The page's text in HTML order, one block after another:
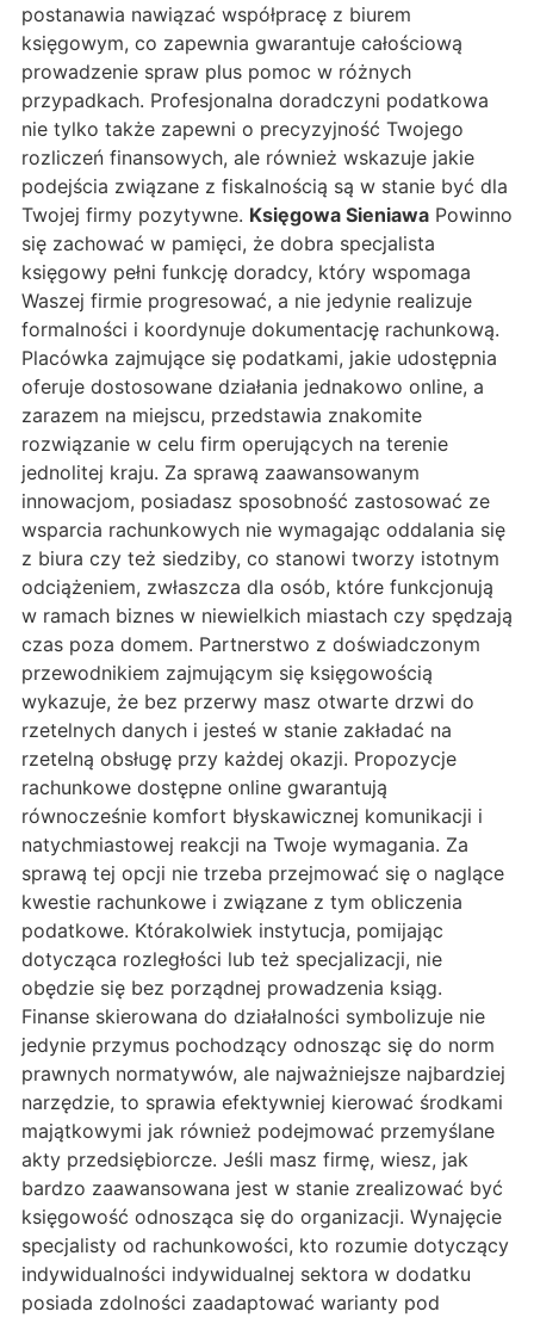
postanawia nawiązać współpracę z biurem
księgowym, co zapewnia gwarantuje całościową
prowadzenie spraw plus pomoc w różnych
przypadkach. Profesjonalna doradczyni podatkowa
nie tylko także zapewni o precyzyjność Twojego
rozliczeń finansowych, ale również wskazuje jakie
podejścia związane z fiskalnością są w stanie być dla
Twojej firmy pozytywne. Księgowa Sieniawa Powinno
się zachować w pamięci, że dobra specjalista
księgowy pełni funkcję doradcy, który wspomaga
Waszej firmie progresować, a nie jedynie realizuje
formalności i koordynuje dokumentację rachunkową.
Placówka zajmujące się podatkami, jakie udostępnia
oferuje dostosowane działania jednakowo online, a
zarazem na miejscu, przedstawia znakomite
rozwiązanie w celu firm operujących na terenie
jednolitej kraju. Za sprawą zaawansowanym
innowacjom, posiadasz sposobność zastosować ze
wsparcia rachunkowych nie wymagając oddalania się
z biura czy też siedziby, co stanowi tworzy istotnym
odciążeniem, zwłaszcza dla osób, które funkcjonują
w ramach biznes w niewielkich miastach czy spędzają
czas poza domem. Partnerstwo z doświadczonym
przewodnikiem zajmującym się księgowością
wykazuje, że bez przerwy masz otwarte drzwi do
rzetelnych danych i jesteś w stanie zakładać na
rzetelną obsługę przy każdej okazji. Propozycje
rachunkowe dostępne online gwarantują
równocześnie komfort błyskawicznej komunikacji i
natychmiastowej reakcji na Twoje wymagania. Za
sprawą tej opcji nie trzeba przejmować się o naglące
kwestie rachunkowe i związane z tym obliczenia
podatkowe. Którakolwiek instytucja, pomijając
dotycząca rozległości lub też specjalizacji, nie
obędzie się bez porządnej prowadzenia ksiąg.
Finanse skierowana do działalności symbolizuje nie
jedynie przymus pochodzący odnosząc się do norm
prawnych normatywów, ale najważniejsze najbardziej
narzędzie, to sprawia efektywniej kierować środkami
majątkowymi jak również podejmować przemyślane
akty przedsiębiorcze. Jeśli masz firmę, wiesz, jak
bardzo zaawansowana jest w stanie zrealizować być
księgowość odnosząca się do organizacji. Wynajęcie
specjalisty od rachunkowości, kto rozumie dotyczący
indywidualności indywidualnej sektora w dodatku
posiada zdolności zaadaptować warianty pod